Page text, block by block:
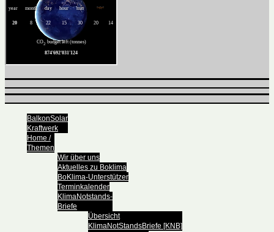
BalkonSolar
Kraftwerk
Home /
Themen
Wir über uns
Aktuelles zu Boklima
BoKlima-Unterstützer
Terminkalender
KlimaNotstands-
Briefe
Übersicht
KlimaNotStandsBriefe [KNB]